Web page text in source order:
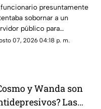
pesos y un arma de
funcionario presuntamente
sobornar a un
público para
diversas causas
07, 2026 04:18 p. m.
y Wanda son
Las